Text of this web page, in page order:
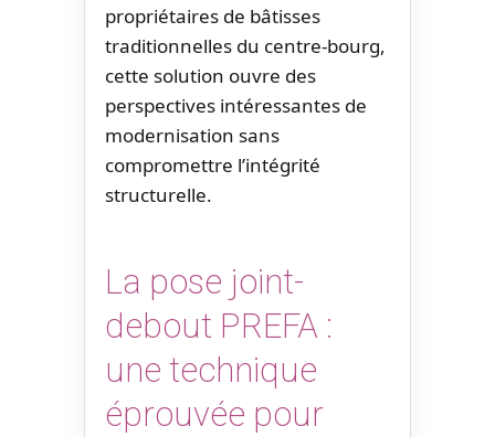
propriétaires de bâtisses
traditionnelles du centre-bourg,
cette solution ouvre des
perspectives intéressantes de
modernisation sans
compromettre l’intégrité
structurelle.
La pose joint-
debout PREFA :
une technique
éprouvée pour